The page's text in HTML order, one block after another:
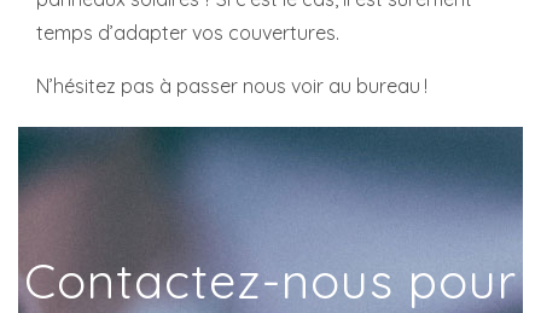
temps d’adapter vos couvertures.
N’hésitez pas à passer nous voir au bureau !
Contactez-nous pour